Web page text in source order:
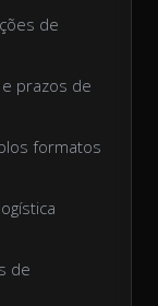
de
prazos de
formatos
de